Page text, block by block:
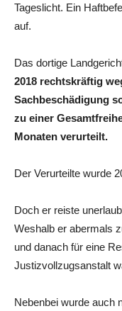
Tageslicht. Ein
auf.
Das dortige
2018 rechtskräftig
Sachbeschädigung
zu einer
Monaten verurteilt.
Der Verurteilte wurde
Doch er reiste
Weshalb er abermals
und danach für eine
Justizvollzugsanstalt
Nebenbei wurde auch